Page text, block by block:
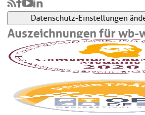
Datenschutz-Einstellungen
Auszeichnungen für wb-